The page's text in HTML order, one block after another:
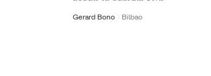
Gerard Bono Bilbao